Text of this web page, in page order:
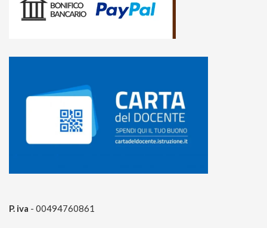
P. iva - 00494760861